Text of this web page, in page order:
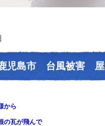
児島市 台風被害
から
の瓦が飛んで